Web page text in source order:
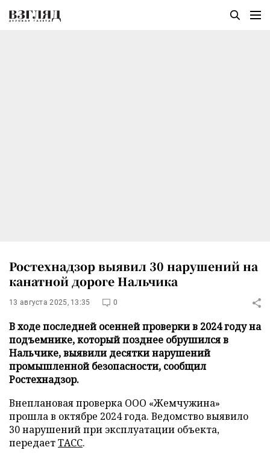
Ростехнадзор выявил 30 нарушений на
канатной дороге Нальчика
13 августа 2025, 13:35 0
В ходе последней осенней проверки в 2024 году на
подъемнике, который позднее обрушился в
Нальчике, выявили десятки нарушений
промышленной безопасности, сообщил
Ростехнадзор.
Внеплановая проверка ООО «Жемчужина»
прошла в октябре 2024 года. Ведомство выявило
30 нарушений при эксплуатации объекта,
передаетТАСС.